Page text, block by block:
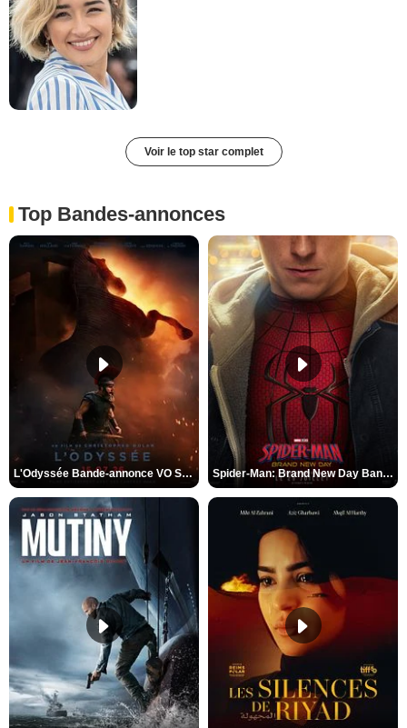
Voir le top star complet
Top Bandes-annonces
L'Odyssée Bande-annonce VO STFR Spider-Man: Brand New Day Bande-annonce VO STFR